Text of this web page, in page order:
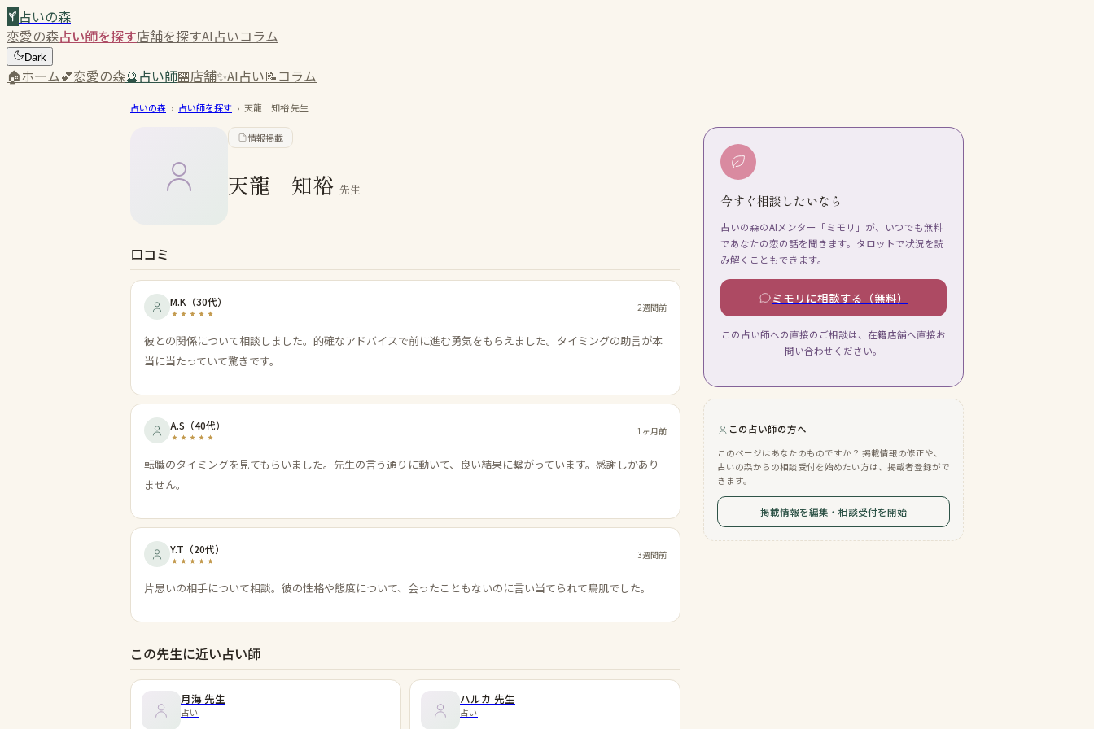
占いの森
恋愛の森占い師を探す店舗を探すAI占いコラム
Dark
🏠ホーム💕恋愛の森🔮占い師🏪店舗✨AI占い📝コラム
占いの森 › 占い師を探す › 天龍 知裕先生
情報掲載
天龍 知裕 先生
口コミ
M.K （30代） 2週間前
彼との関係について相談しました。的確なアドバイスで前に進む勇気をもらえました。タイミングの助言が本
当に当たっていて驚きです。
A.S （40代） 1ヶ月前
転職のタイミングを見てもらいました。先生の言う通りに動いて、良い結果に繋がっています。感謝しかあり
ません。
Y.T （20代） 3週間前
片思いの相手について相談。彼の性格や態度について、会ったこともないのに言い当てられて鳥肌でした。
この先生に近い占い師
月海 先生
占い
ハルカ 先生
占い
今すぐ相談したいなら
占いの森のAIメンター「ミモリ」が、いつでも無料
であなたの恋の話を聞きます。タロットで状況を読
み解くこともできます。
ミモリに相談する（無料）
この占い師への直接のご相談は、在籍店舗へ直接お
問い合わせください。
この占い師の方へ
このページはあなたのものですか？ 掲載情報の修正や、
占いの森からの相談受付を始めたい方は、掲載者登録がで
きます。
掲載情報を編集・相談受付を開始